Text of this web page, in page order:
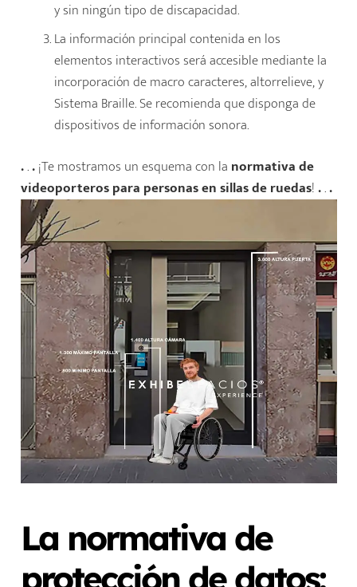
y sin ningún tipo de discapacidad.
La información principal contenida en los
elementos interactivos será accesible mediante la
incorporación de macro caracteres, altorrelieve, y
Sistema Braille. Se recomienda que disponga de
dispositivos de información sonora.
...¡Te mostramos un esquema con la normativa de
videoporteros para personas en sillas de ruedas!...
La normativa de